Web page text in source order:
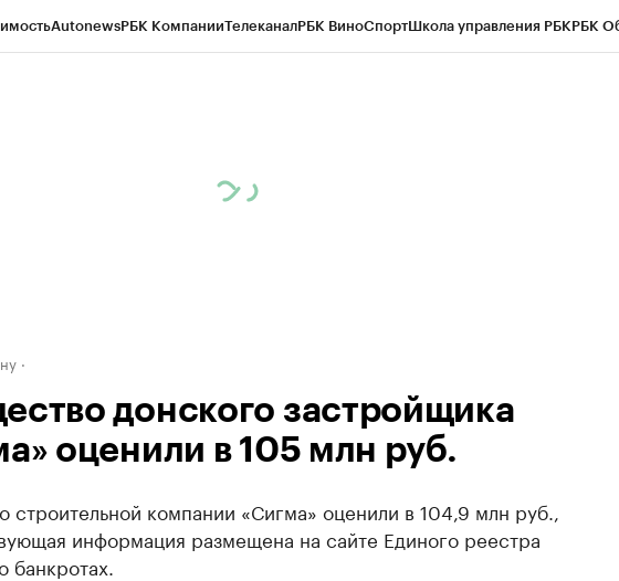
AutonewsРБК КомпанииТелеканалРБК ВиноСпортШкола управления РБКРБК
донского застройщика
оценили в 105 млн руб.
строительной компании «Сигма» оценили в 104,9 млн руб.,
информация размещена на сайте Единого реестра
банкротах.